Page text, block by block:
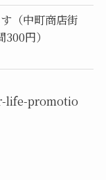
（中町商店街
300円）
life-promotio